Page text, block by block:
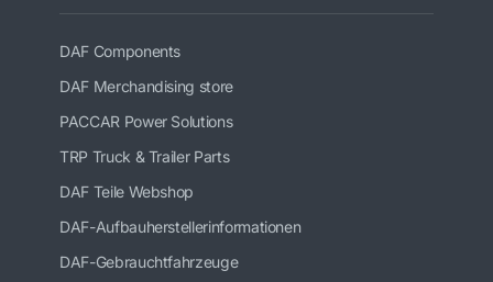
DAF Components
DAF Merchandising store
PACCAR Power Solutions
TRP Truck & Trailer Parts
DAF Teile Webshop
DAF-Aufbauherstellerinformationen
DAF-Gebrauchtfahrzeuge